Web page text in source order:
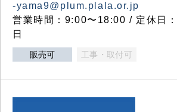
-yama9@plum.plala.or.jp
営業時間：9:00〜18:00 / 定休日
日
販売可 工事・取付可